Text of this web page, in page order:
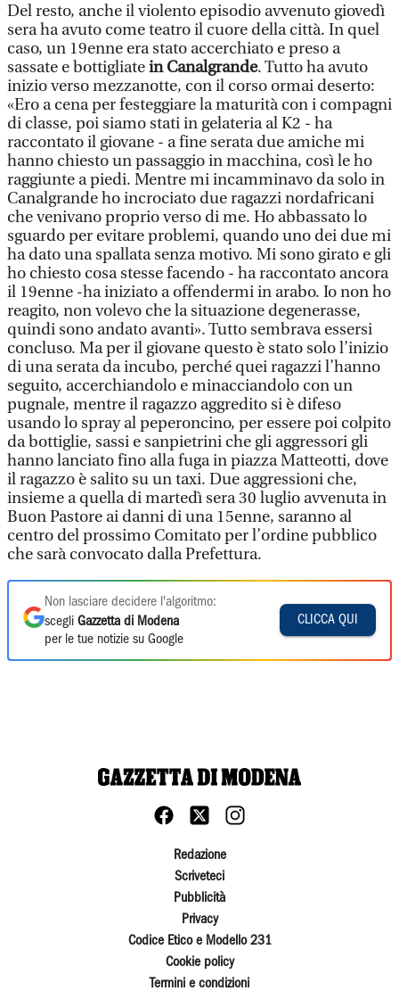
Del resto, anche il violento episodio avvenuto giovedì
sera ha avuto come teatro il cuore della città. In quel
caso, un 19enne era stato accerchiato e preso a
sassate e bottigliatein Canalgrande. Tutto ha avuto
inizio verso mezzanotte, con il corso ormai deserto:
«Ero a cena per festeggiare la maturità con i compagni
di classe, poi siamo stati in gelateria al K2 - ha
raccontato il giovane - a fine serata due amiche mi
hanno chiesto un passaggio in macchina, così le ho
raggiunte a piedi. Mentre mi incamminavo da solo in
Canalgrande ho incrociato due ragazzi nordafricani
che venivano proprio verso di me. Ho abbassato lo
sguardo per evitare problemi, quando uno dei due mi
ha dato una spallata senza motivo. Mi sono girato e gli
ho chiesto cosa stesse facendo - ha raccontato ancora
il 19enne -ha iniziato a offendermi in arabo. Io non ho
reagito, non volevo che la situazione degenerasse,
quindi sono andato avanti». Tutto sembrava essersi
concluso. Ma per il giovane questo è stato solo l’inizio
di una serata da incubo, perché quei ragazzi l’hanno
seguito, accerchiandolo e minacciandolo con un
pugnale, mentre il ragazzo aggredito si è difeso
usando lo spray al peperoncino, per essere poi colpito
da bottiglie, sassi e sanpietrini che gli aggressori gli
hanno lanciato fino alla fuga in piazza Matteotti, dove
il ragazzo è salito su un taxi. Due aggressioni che,
insieme a quella di martedì sera 30 luglio avvenuta in
Buon Pastore ai danni di una 15enne, saranno al
centro del prossimo Comitato per l’ordine pubblico
che sarà convocato dalla Prefettura.
Non lasciare decidere l'algoritmo:
scegli Gazzetta di Modena
per le tue notizie su Google
CLICCA QUI
Redazione
Scriveteci
Pubblicità
Privacy
Codice Etico e Modello 231
Cookie policy
Termini e condizioni